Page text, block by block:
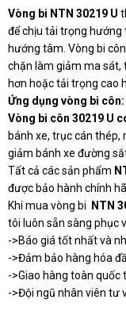
Vòng bi NTN 30219 U
để chịu tải trọng hướng
hướng tâm. Vòng bi
chặn làm giảm ma sát,
hơn hoặc tải trọng cao
Ứng dụng vòng bi côn:
Vòng bi côn 30219 U
bánh xe, trục cán thép,
giảm bánh xe đường
Tất cả các sản phẩm
được bảo hành chính
Khi mua vòng bi
NTN
tôi luôn sẵn sàng phục
->Báo giá tốt nhất và
->Đảm bảo hàng hóa
->Giao hàng toàn quốc
->Đội ngũ nhân viên tư